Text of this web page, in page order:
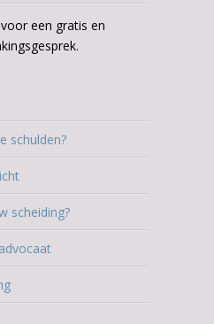
een gratis en
schulden?
scheiding?